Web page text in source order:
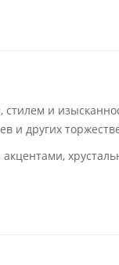
и
и других